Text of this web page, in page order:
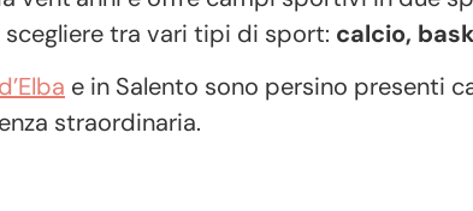
tra vari tipi di sport: calcio,
e in Salento sono persino presenti
straordinaria.